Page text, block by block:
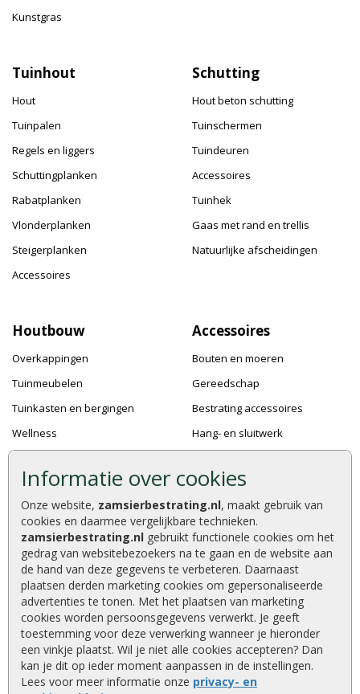
Informatie over cookies
Onze website, zamsierbestrating.nl, maakt gebruik van
cookies en daarmee vergelijkbare technieken.
zamsierbestrating.nl gebruikt functionele cookies om het
gedrag van websitebezoekers na te gaan en de website aan
de hand van deze gegevens te verbeteren. Daarnaast
plaatsen derden marketing cookies om gepersonaliseerde
advertenties te tonen. Met het plaatsen van marketing
cookies worden persoonsgegevens verwerkt. Je geeft
toestemming voor deze verwerking wanneer je hieronder
een vinkje plaatst. Wil je niet alle cookies accepteren? Dan
kan je dit op ieder moment aanpassen in de instellingen.
Lees voor meer informatie onze privacy- en
Kunstgras
Tuinhout
Hout
Tuinpalen
Regels en liggers
Schuttingplanken
Rabatplanken
Vlonderplanken
Steigerplanken
Accessoires
Schutting
Hout beton schutting
Tuinschermen
Tuindeuren
Accessoires
Tuinhek
Gaas met rand en trellis
Natuurlijke afscheidingen
Houtbouw
Overkappingen
Tuinmeubelen
Tuinkasten en bergingen
Wellness
Dierenverblijven
Pergola's
Accessoires
Accessoires
Bouten en moeren
Gereedschap
Bestrating accessoires
Hang- en sluitwerk
Verf en Beits
Dakafwerking
Zamsierbestrating.nl © 2026
9,2 / 10 | 610waarderingen